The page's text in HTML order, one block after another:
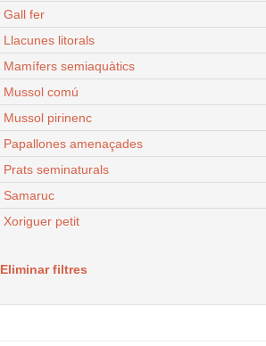
Gall fer
Llacunes litorals
Mamífers semiaquàtics
Mussol comú
Mussol pirinenc
Papallones amenaçades
Prats seminaturals
Samaruc
Xoriguer petit
Eliminar filtres